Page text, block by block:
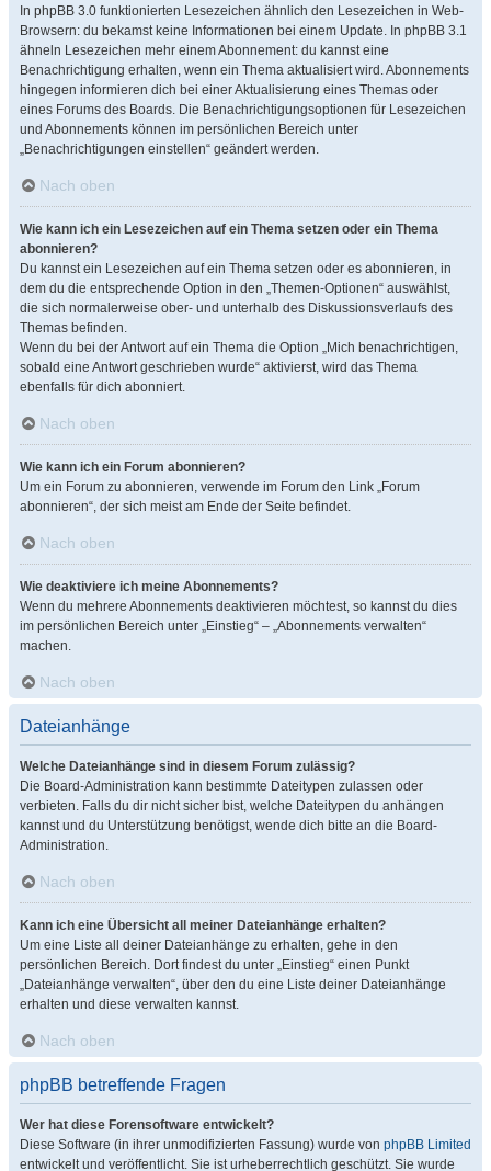
In phpBB 3.0 funktionierten Lesezeichen ähnlich den Lesezeichen in Web-
Browsern: du bekamst keine Informationen bei einem Update. In phpBB 3.1
ähneln Lesezeichen mehr einem Abonnement: du kannst eine
Benachrichtigung erhalten, wenn ein Thema aktualisiert wird. Abonnements
hingegen informieren dich bei einer Aktualisierung eines Themas oder
eines Forums des Boards. Die Benachrichtigungsoptionen für Lesezeichen
und Abonnements können im persönlichen Bereich unter
„Benachrichtigungen einstellen“ geändert werden.
Nach oben
Wie kann ich ein Lesezeichen auf ein Thema setzen oder ein Thema
abonnieren?
Du kannst ein Lesezeichen auf ein Thema setzen oder es abonnieren, in
dem du die entsprechende Option in den „Themen-Optionen“ auswählst,
die sich normalerweise ober- und unterhalb des Diskussionsverlaufs des
Themas befinden.
Wenn du bei der Antwort auf ein Thema die Option „Mich benachrichtigen,
sobald eine Antwort geschrieben wurde“ aktivierst, wird das Thema
ebenfalls für dich abonniert.
Nach oben
Wie kann ich ein Forum abonnieren?
Um ein Forum zu abonnieren, verwende im Forum den Link „Forum
abonnieren“, der sich meist am Ende der Seite befindet.
Nach oben
Wie deaktiviere ich meine Abonnements?
Wenn du mehrere Abonnements deaktivieren möchtest, so kannst du dies
im persönlichen Bereich unter „Einstieg“ – „Abonnements verwalten“
machen.
Nach oben
Dateianhänge
Welche Dateianhänge sind in diesem Forum zulässig?
Die Board-Administration kann bestimmte Dateitypen zulassen oder
verbieten. Falls du dir nicht sicher bist, welche Dateitypen du anhängen
kannst und du Unterstützung benötigst, wende dich bitte an die Board-
Administration.
Nach oben
Kann ich eine Übersicht all meiner Dateianhänge erhalten?
Um eine Liste all deiner Dateianhänge zu erhalten, gehe in den
persönlichen Bereich. Dort findest du unter „Einstieg“ einen Punkt
„Dateianhänge verwalten“, über den du eine Liste deiner Dateianhänge
erhalten und diese verwalten kannst.
Nach oben
phpBB betreffende Fragen
Wer hat diese Forensoftware entwickelt?
Diese Software (in ihrer unmodifizierten Fassung) wurde von phpBB Limited
entwickelt und veröffentlicht. Sie ist urheberrechtlich geschützt. Sie wurde